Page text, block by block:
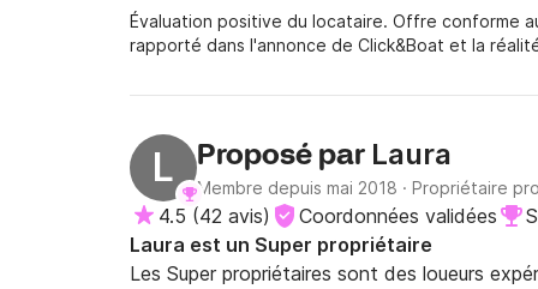
Évaluation positive du locataire. Offre conforme
rapporté dans l'annonce de Click&Boat et la
L Proposé par Laura
Membre depuis mai 2018 · Propriétaire
4.5 (42 avis) Coordonnées validées
Laura est un Super propriétaire
Les Super propriétaires sont des loueurs